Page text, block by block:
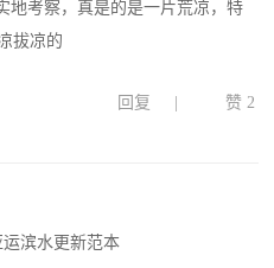
地考察，真是的是一片荒凉，特
拔凉的
回复 赞 2
滨水更新范本